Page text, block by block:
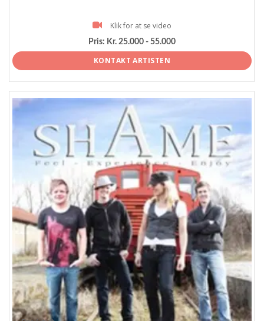
Klik for at se video
Pris: Kr. 25.000 - 55.000
KONTAKT ARTISTEN